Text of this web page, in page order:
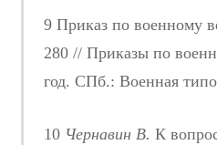
9 Приказ по военному
280 // Приказы по
год. СПб.: Военная
10 Чернавин В. К